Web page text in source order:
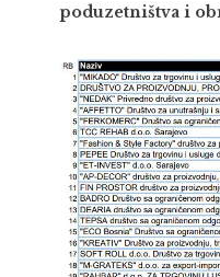
poduzetništva i